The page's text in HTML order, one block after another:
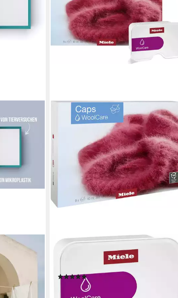
MIELE
WA CWC 0902 L Feinwaschmittel
(Packung, [9-St)
(20,69 €/ 1 l)